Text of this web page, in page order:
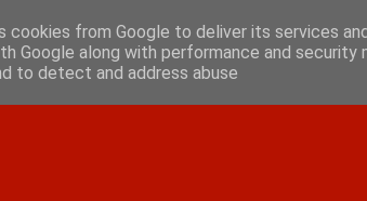
بنا اقرأ الصحيفة PDF
cookies from Google to deliver its services
Google along with performance and
to detect and address abuse.